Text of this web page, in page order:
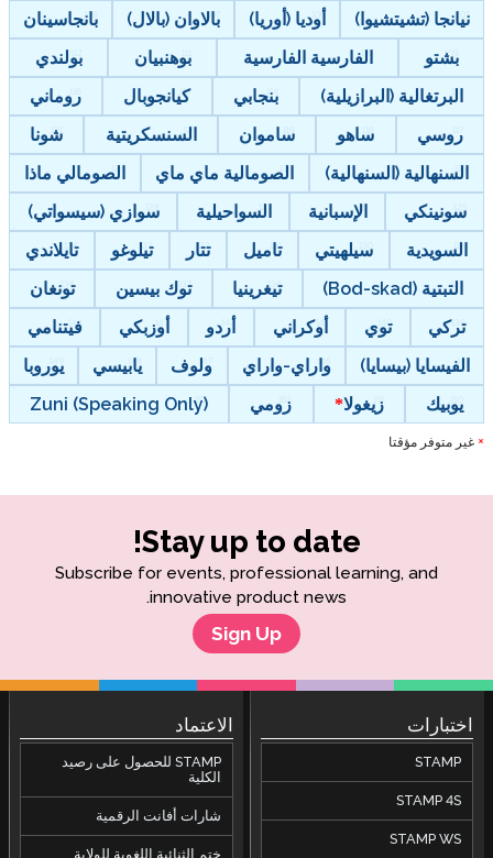
نيانجا (تشيتشيوا)
أوديا (أوريا) بالاوان (بالال)
بانجاسينان
بشتو
الفارسية الفارسية بوهنبيان
بولندي
البرتغالية (البرازيلية)
بنجابي كيانجوبال
روماني
روسي
ساهو ساموان السنسكريتية
شونا
السنهالية (السنهالية)
الصومالية ماي ماي
الصومالي ماذا
سونينكي
الإسبانية السواحيلية
سوازي (سيسواتي)
السويدية
سيلهيتي تاميل تتار تيلوغو
تايلاندي
التبتية (Bod-skad)
تيغرينيا توك بيسين
تونغان
تركي
توي أوكراني أردو أوزبكي
فيتنامي
الفيسايا (بيسايا)
واراي-واراي ولوف يابيسي
يوروبا
يوبيك
زيغولا زومي Zuni (Speaking Only)
* غير متوفر مؤقتا
Stay up to date!
Subscribe for events, professional learning, and
innovative product news.
Sign Up
اختبارات
STAMP
STAMP 4S
STAMP WS
الاعتماد
STAMP للحصول على رصيد
الكلية
شارات أفانت الرقمية
ختم الثنائية اللغوية للولاية